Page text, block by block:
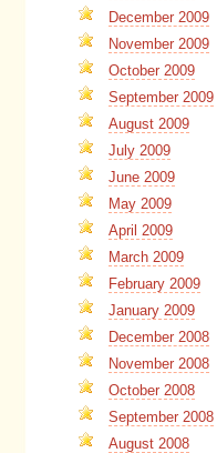
December 2009
November 2009
October 2009
September 2009
August 2009
July 2009
June 2009
May 2009
April 2009
March 2009
February 2009
January 2009
December 2008
November 2008
October 2008
September 2008
August 2008